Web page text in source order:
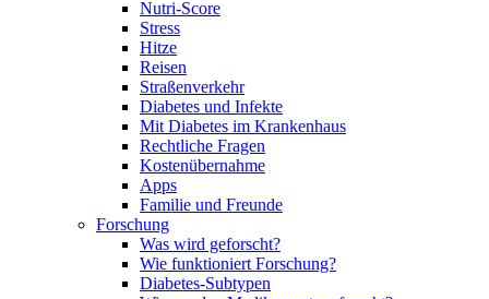
Nutri-Score
Stress
Hitze
Reisen
Straßenverkehr
Diabetes und Infekte
Mit Diabetes im Krankenhaus
Rechtliche Fragen
Kostenübernahme
Apps
Familie und Freunde
Forschung
Was wird geforscht?
Wie funktioniert Forschung?
Diabetes-Subtypen